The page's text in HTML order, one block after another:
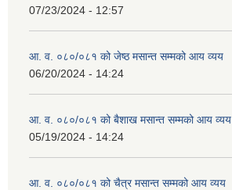
07/23/2024 - 12:57
आ. व. ०८०/०८१ को जेष्ठ मसान्त सम्मको आय व्यय
06/20/2024 - 14:24
आ. व. ०८०/०८१ को बैशाख मसान्त सम्मको आय व्यय
05/19/2024 - 14:24
आ. व. ०८०/०८१ को चैत्र मसान्त सम्मको आय व्यय